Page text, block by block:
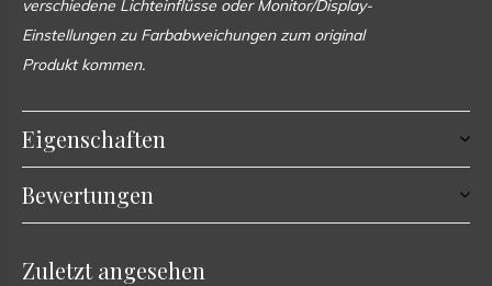
verschiedene Lichteinflüsse oder Monitor/Display-
Einstellungen zu Farbabweichungen zum original
Produkt kommen.
Eigenschaften
Bewertungen
Zuletzt angesehen